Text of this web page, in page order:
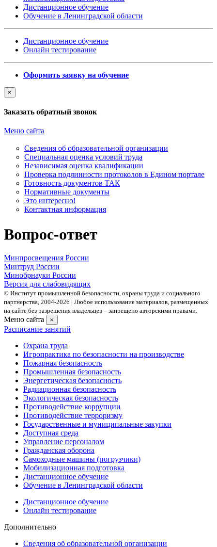
Дистанционное обучение
Обучение в Ленинградской области
Дистанционное обучение
Онлайн тестирование
Оформить заявку на обучение
×
Заказать обратный звонок
Меню сайта
Сведения об образовательной организации
Cпециальная оценка условий труда
Независимая оценка квалификации
Проверка подлинности протоколов в Едином портале
Готовность документов ТАК
Нормативные документы
Это интересно!
Контактная информация
Вопрос-ответ
Минпросвещения России
Минтруд России
Минобрнауки России
Версия для слабовидящих
© Институт промышленной безопасности, охраны труда и социального
партнерства, 2004- 2026 | Любое использование материалов, размещенных
на сайте без разрешения владельцев – запрещено авторскими правами.
Меню сайта ×
Расписание занятий
Охрана труда
Игропрактика по безопасности на производстве
Пожарная безопасность
Промышленная безопасность
Энергетическая безопасность
Радиационная безопасность
Экологическая безопасность
Противодействие коррупции
Противодействие терроризму
Государственные и муниципальные закупки
Доступная среда
Управление персоналом
Гражданская оборона
Самоходные машины (погрузчики)
Мобилизационная подготовка
Дистанционное обучение
Обучение в Ленинградской области
Дистанционное обучение
Онлайн тестирование
Дополнительно
Сведения об образовательной организации